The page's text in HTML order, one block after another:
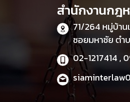
สำนักงานกฎ
71/264 หมู่บ้าน
ซอยมหาชัย ตำ
02-1217414 ,